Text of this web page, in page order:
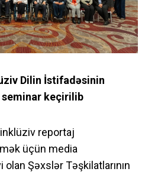
Dilin İstifadəsinin
seminar keçirilib
reportaj
üçün media
Şəxslər Təşkilatlarının